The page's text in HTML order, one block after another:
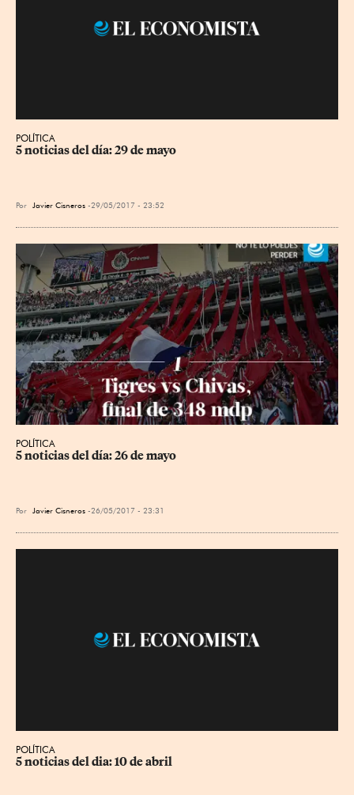
POLÍTICA
5 noticias del día: 29 de mayo
Por Javier Cisneros 29/05/2017 - 23:52
POLÍTICA
5 noticias del día: 26 de mayo
Por Javier Cisneros 26/05/2017 - 23:31
POLÍTICA
5 noticias del dia: 10 de abril